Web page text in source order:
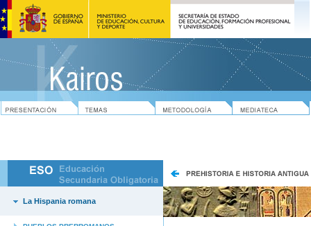
La Hispania romana